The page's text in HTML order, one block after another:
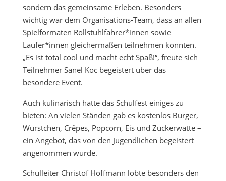
sondern das gemeinsame Erleben. Besonders
wichtig war dem Organisations-Team, dass an allen
Spielformaten Rollstuhlfahrer*innen sowie
Läufer*innen gleichermaßen teilnehmen konnten.
„Es ist total cool und macht echt Spaß!“, freute sich
Teilnehmer Sanel Koc begeistert über das
besondere Event.
Auch kulinarisch hatte das Schulfest einiges zu
bieten: An vielen Ständen gab es kostenlos Burger,
Würstchen, Crêpes, Popcorn, Eis und Zuckerwatte –
ein Angebot, das von den Jugendlichen begeistert
angenommen wurde.
Schulleiter Christof Hoffmann lobte besonders den